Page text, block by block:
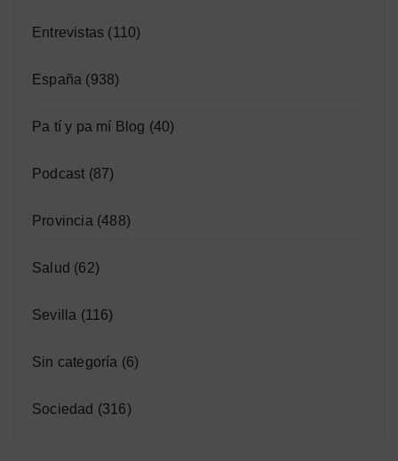
Entrevistas (110)
España (938)
Pa tí y pa mí Blog (40)
Podcast (87)
Provincia (488)
Salud (62)
Sevilla (116)
Sin categoría (6)
Sociedad (316)